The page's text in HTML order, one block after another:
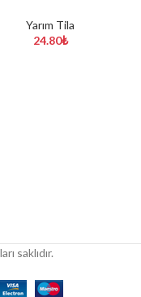
Yarım Tila
24.80₺
saklıdır.